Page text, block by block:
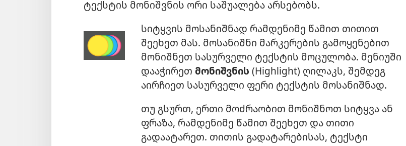
ტექსტის მონიშვნის ორი საშუალება არსებობს.
სიტყვის მოსანიშნად რამდენიმე წამით თითით
შეეხეთ მას. მოსანიშნი მარკერების გამოყენებით
მონიშნეთ სასურველი ტექსტის მოცულობა. მენიუში
დააჭირეთ მონიშვნის (Highlight) ღილაკს, შემდეგ
აირჩიეთ სასურველი ფერი ტექსტის მოსანიშნად.
თუ გსურთ, ერთი მოძრაობით მონიშნოთ სიტყვა ან
ფრაზა, რამდენიმე წამით შეეხეთ და თითი
გადაატარეთ. თითის გადატარებისას, ტექსტი